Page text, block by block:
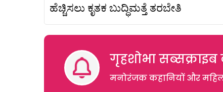
ಹೆಚ್ಚಿಸಲು ಕೃತಕ‌ ಬುದ್ಧಿಮತ್ತೆ ತರಬೇತಿ
गृहशोभा
मनोरंजक कहानियों और